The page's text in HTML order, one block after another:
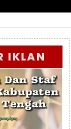
IKLAN